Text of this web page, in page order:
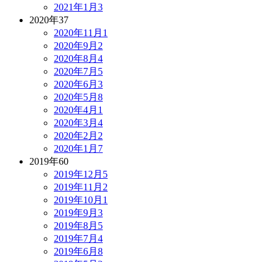
2021年1月 3
2020年37
2020年11月 1
2020年9月 2
2020年8月 4
2020年7月 5
2020年6月 3
2020年5月 8
2020年4月 1
2020年3月 4
2020年2月 2
2020年1月 7
2019年60
2019年12月 5
2019年11月 2
2019年10月 1
2019年9月 3
2019年8月 5
2019年7月 4
2019年6月 8